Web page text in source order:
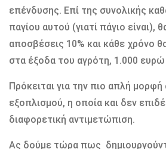
επένδυσης. Επί της συνολικής
παγίου αυτού (γιατί πάγιο είναι),
αποσβέσεις 10% και κάθε χρόνο
στα έξοδα του αγρότη, 1.000
Πρόκειται για την πιο απλή µορφή
εξοπλισµού, η οποία και δεν
διαφορετική αντιµετώπιση.
Ας δούµε τώρα πως